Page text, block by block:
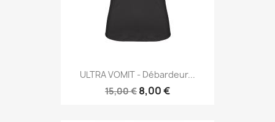
ULTRA VOMIT - Débardeur...
15,00 € 8,00 €